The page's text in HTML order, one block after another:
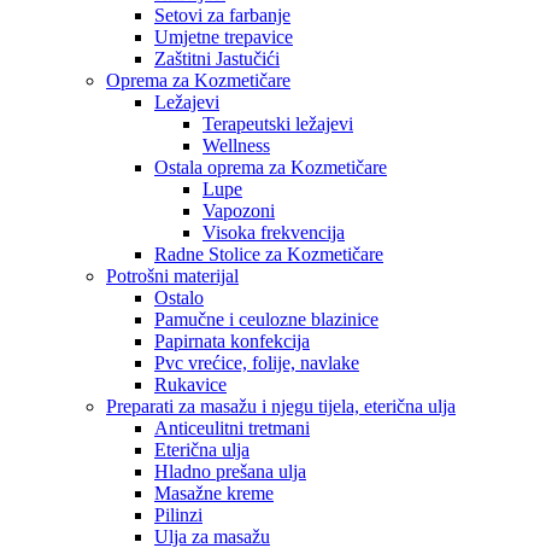
Setovi za farbanje
Umjetne trepavice
Zaštitni Jastučići
Oprema za Kozmetičare
Ležajevi
Terapeutski ležajevi
Wellness
Ostala oprema za Kozmetičare
Lupe
Vapozoni
Visoka frekvencija
Radne Stolice za Kozmetičare
Potrošni materijal
Ostalo
Pamučne i ceulozne blazinice
Papirnata konfekcija
Pvc vrećice, folije, navlake
Rukavice
Preparati za masažu i njegu tijela, eterična ulja
Anticeulitni tretmani
Eterična ulja
Hladno prešana ulja
Masažne kreme
Pilinzi
Ulja za masažu